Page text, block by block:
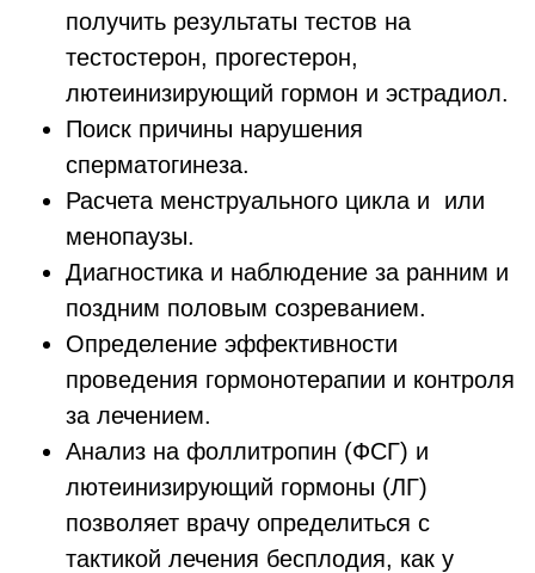
получить результаты тестов на
тестостерон, прогестерон,
лютеинизирующий гормон и эстрадиол.
Поиск причины нарушения
сперматогинеза.
Расчета менструального цикла и или
менопаузы.
Диагностика и наблюдение за ранним и
поздним половым созреванием.
Определение эффективности
проведения гормонотерапии и контроля
за лечением.
Анализ на фоллитропин (ФСГ) и
лютеинизирующий гормоны (ЛГ)
позволяет врачу определиться с
тактикой лечения бесплодия, как у